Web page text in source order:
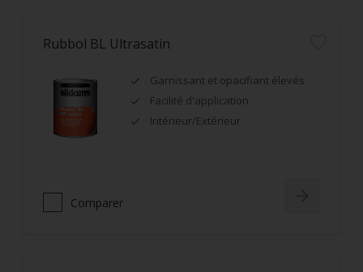
Rubbol BL Ultrasatin
Garnissant et opacifiant élevés
Facilité d'application
Intérieur/Extérieur
Comparer